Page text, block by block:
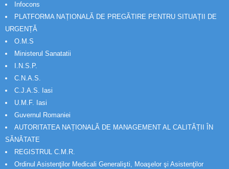
Infocons
PLATFORMA NAȚIONALĂ DE PREGĂTIRE PENTRU SITUAȚII DE
URGENȚĂ
O.M.S
Ministerul Sanatatii
I.N.S.P.
C.N.A.S.
C.J.A.S. Iasi
U.M.F. Iasi
Guvernul Romaniei
AUTORITATEA NAȚIONALĂ DE MANAGEMENT AL CALITĂȚII ÎN
SĂNĂTATE
REGISTRUL C.M.R.
Ordinul Asistenţilor Medicali Generalişti, Moaşelor şi Asistenţilor